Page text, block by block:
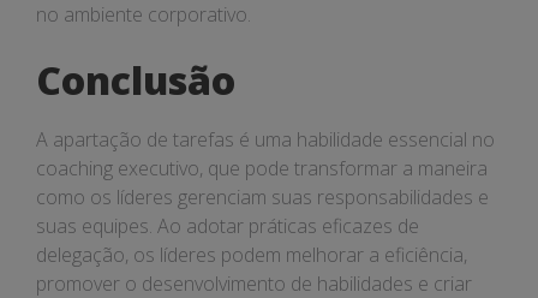
no ambiente corporativo.
Conclusão
A apartação de tarefas é uma habilidade essencial no
coaching executivo, que pode transformar a maneira
como os líderes gerenciam suas responsabilidades e
suas equipes. Ao adotar práticas eficazes de
delegação, os líderes podem melhorar a eficiência,
promover o desenvolvimento de habilidades e criar